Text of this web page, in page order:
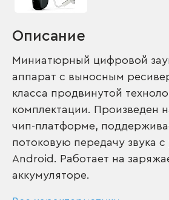
Описание
Миниатюрный цифровой
аппарат с выносным
класса продвинутой
комплектации. Произведен
чип-платформе,
потоковую передачу звука с
Android. Работает на
аккумуляторе.